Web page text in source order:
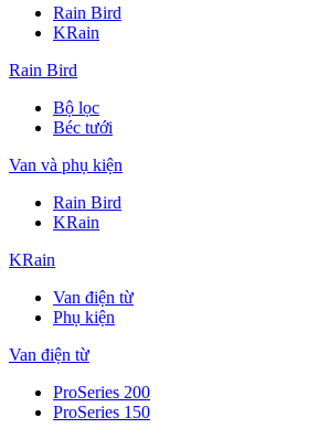
Rain Bird
KRain
Rain Bird
Bộ lọc
Béc tưới
Van và phụ kiện
Rain Bird
KRain
KRain
Van điện từ
Phụ kiện
Van điện từ
ProSeries 200
ProSeries 150